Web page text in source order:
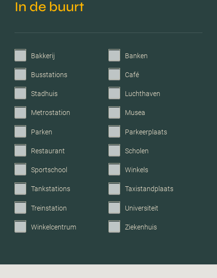
In de buurt
Bakkerij Banken
Busstations Café
Stadhuis Luchthaven
Metrostation Musea
Parken Parkeerplaats
Restaurant Scholen
Sportschool Winkels
Tankstations Taxistandplaats
Treinstation Universiteit
Winkelcentrum Ziekenhuis